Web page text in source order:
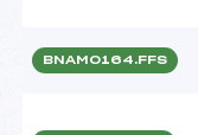
BNAM0164.FFS